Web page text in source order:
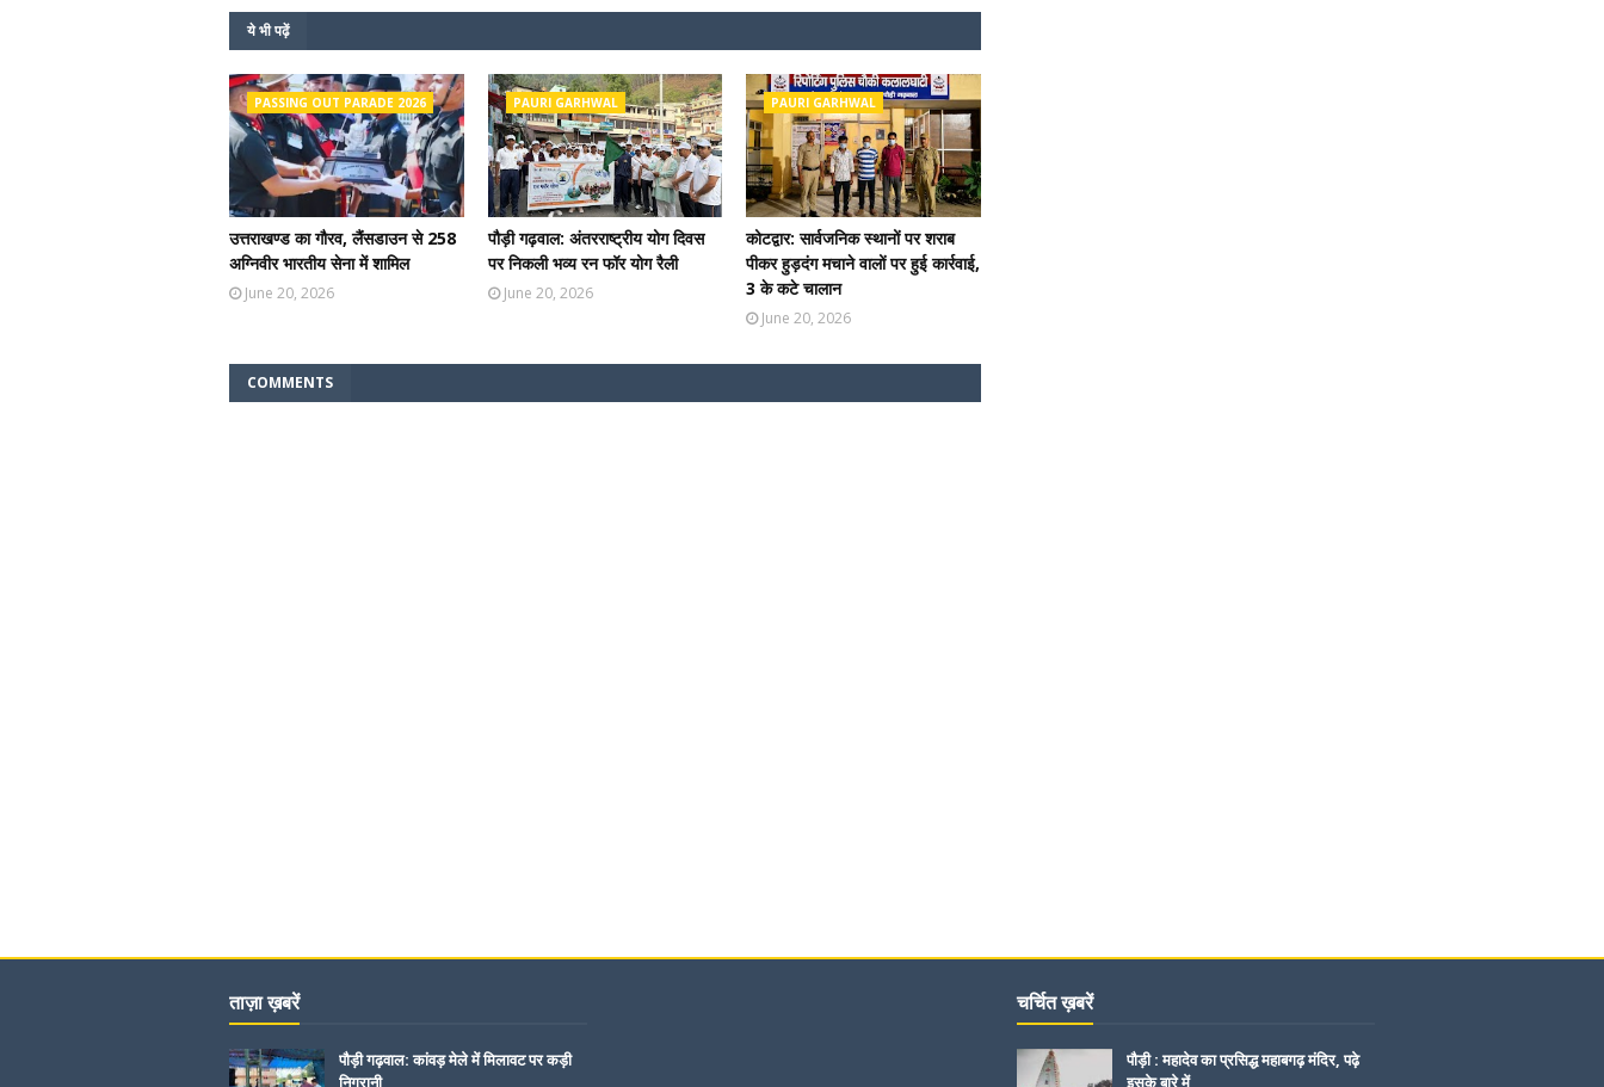
ये भी पढ़ें
PASSING OUT PARADE 2026
उत्तराखण्ड का गौरव, लैंसडाउन से 258
अग्निवीर भारतीय सेना में शामिल
June 20, 2026
PAURI GARHWAL
पौड़ी गढ़वाल: अंतरराष्ट्रीय योग दिवस
पर निकली भव्य रन फॉर योग रैली
June 20, 2026
PAURI GARHWAL
कोटद्वार: सार्वजनिक स्थानों पर शराब
पीकर हुड़दंग मचाने वालों पर हुई कार्रवाई,
3 के कटे चालान
June 20, 2026
COMMENTS
ताज़ा ख़बरें
पौड़ी गढ़वाल: कांवड़ मेले में मिलावट पर कड़ी
निगरानी
चर्चित ख़बरें
पौड़ी : महादेव का प्रसिद्ध महाबगढ़ मंदिर, पढ़े
इसके बारे में